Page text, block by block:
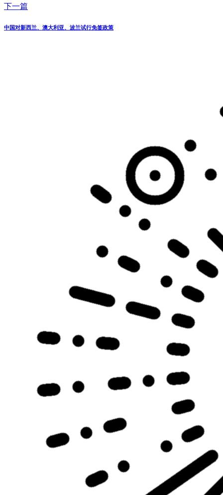
下一篇
中国对新西兰、澳大利亚、波兰试行免签政策